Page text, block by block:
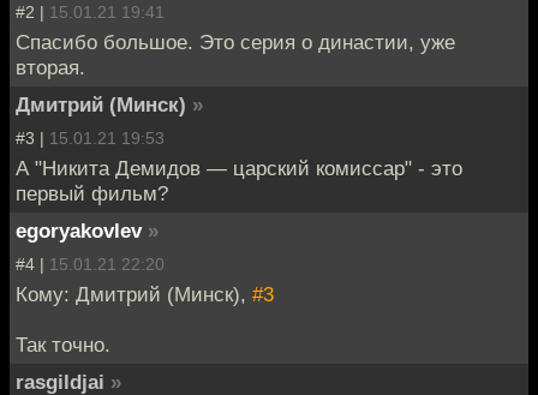
#2 | 15.01.21 19:41
Спасибо большое. Это серия о династии, уже
вторая.
Дмитрий (Минск) »
#3 | 15.01.21 19:53
А "Никита Демидов — царский комиссар" - это
первый фильм?
egoryakovlev »
#4 | 15.01.21 22:20
Кому: Дмитрий (Минск), #3
Так точно.
rasgildjai »